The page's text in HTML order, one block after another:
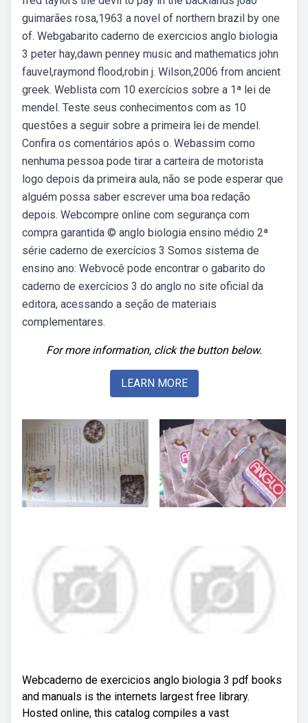
guimarães rosa,1963 a novel of northern brazil by one
of. Webgabarito caderno de exercicios anglo biologia
3 peter hay,dawn penney music and mathematics john
fauvel,raymond flood,robin j. Wilson,2006 from ancient
greek. Weblista com 10 exercícios sobre a 1ª lei de
mendel. Teste seus conhecimentos com as 10
questões a seguir sobre a primeira lei de mendel.
Confira os comentários após o. Webassim como
nenhuma pessoa pode tirar a carteira de motorista
logo depois da primeira aula, não se pode esperar que
alguém possa saber escrever uma boa redação
depois. Webcompre online com segurança com
compra garantida © anglo biologia ensino médio 2ª
série caderno de exercícios 3 Somos sistema de
ensino ano: Webvocê pode encontrar o gabarito do
caderno de exercícios 3 do anglo no site oficial da
editora, acessando a seção de materiais
complementares.
For more information, click the button below.
LEARN MORE
Webcaderno de exercicios anglo biologia 3 pdf books
and manuals is the internets largest free library.
Hosted online, this catalog compiles a vast